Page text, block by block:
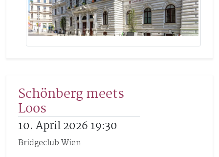
Schönberg meets
Loos
10. April 2026 19:30
Bridgeclub Wien